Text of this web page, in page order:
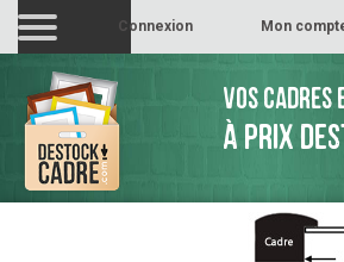
Mon
Connexion
VOS CADRES
À PRIX